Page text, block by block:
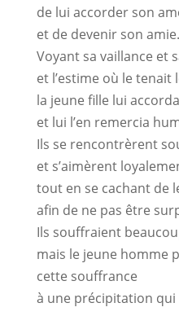
de lui accorder son
et de devenir son amie.
Voyant sa vaillance et
et l’estime où le tenait
la jeune fille lui
et lui l’en remercia
Ils se rencontrèrent
et s’aimèrent
tout en se cachant de
afin de ne pas être
Ils souffraient
mais le jeune homme
cette souffrance
à une précipitation